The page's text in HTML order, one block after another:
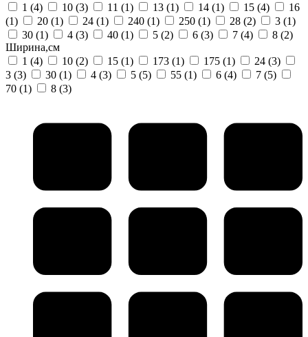
1 (4) 10 (3) 11 (1) 13 (1) 14 (1) 15 (4)
16
(1)
20 (1) 24 (1) 240 (1) 250 (1) 28 (2) 3 (1)
30 (1) 4 (3) 40 (1) 5 (2) 6 (3) 7 (4) 8 (2)
Ширина,см
1 (4) 10 (2) 15 (1) 173 (1) 175 (1) 24 (3)
3 (3) 30 (1) 4 (3) 5 (5) 55 (1) 6 (4) 7 (5)
70 (1) 8 (3)